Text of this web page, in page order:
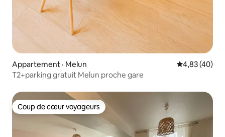
Appartement · Melun Note
4,83 (40)
T2+parking gratuit Melun proche gare
Coup de cœur voyageurs
Coup de cœur voyageurs